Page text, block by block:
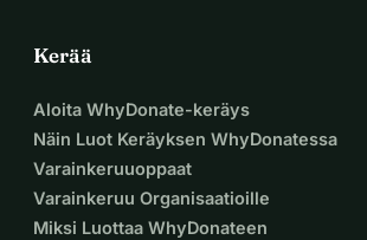
Kerää
Aloita WhyDonate-keräys
Näin Luot Keräyksen WhyDonatessa
Varainkeruuoppaat
Varainkeruu Organisaatioille
Miksi Luottaa WhyDonateen